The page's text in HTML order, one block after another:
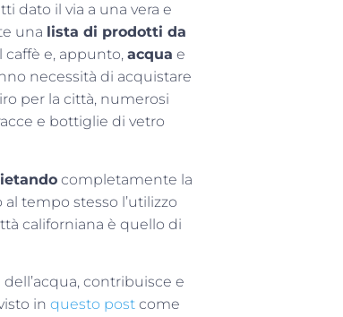
dato il via a una vera e
una lista di prodotti da
caffè e, appunto, acqua e
necessità di acquistare
per la città, numerosi
e bottiglie di vetro
completamente la
tempo stesso l’utilizzo
californiana è quello di
contribuisce e
in questo post come